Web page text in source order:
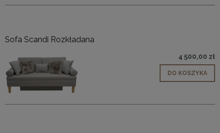
Sofa Scandi Rozkładana
4 500,00 zł
DO KOSZYKA